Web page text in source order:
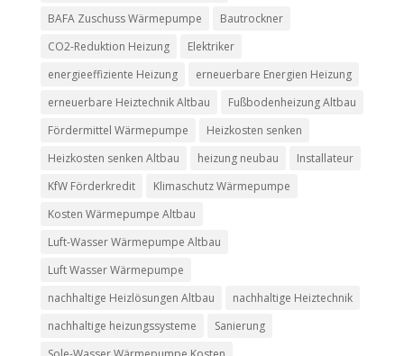
BAFA Zuschuss Wärmepumpe
Bautrockner
CO2-Reduktion Heizung
Elektriker
energieeffiziente Heizung
erneuerbare Energien Heizung
erneuerbare Heiztechnik Altbau
Fußbodenheizung Altbau
Fördermittel Wärmepumpe
Heizkosten senken
Heizkosten senken Altbau
heizung neubau
Installateur
KfW Förderkredit
Klimaschutz Wärmepumpe
Kosten Wärmepumpe Altbau
Luft-Wasser Wärmepumpe Altbau
Luft Wasser Wärmepumpe
nachhaltige Heizlösungen Altbau
nachhaltige Heiztechnik
nachhaltige heizungssysteme
Sanierung